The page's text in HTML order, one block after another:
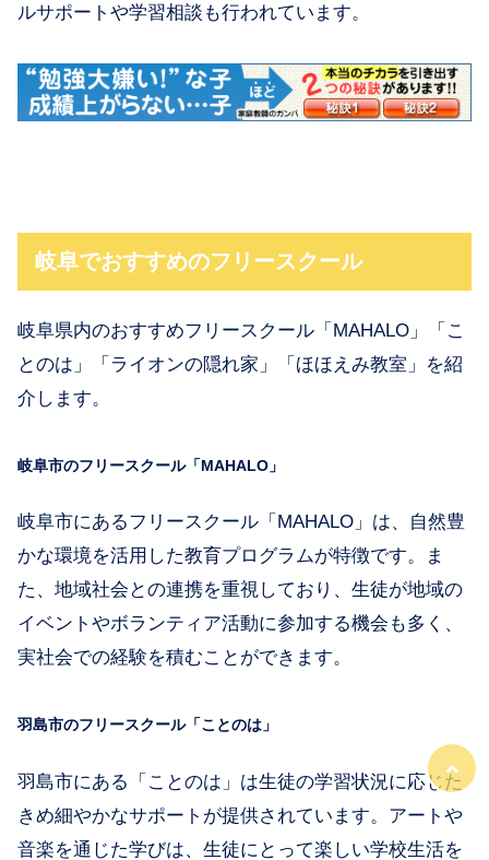
ルサポートや学習相談も行われています。
岐阜でおすすめのフリースクール
岐阜県内のおすすめフリースクール「MAHALO」「こ
とのは」「ライオンの隠れ家」「ほほえみ教室」を紹
介します。
岐阜市のフリースクール「MAHALO」
岐阜市にあるフリースクール「MAHALO」は、自然豊
かな環境を活用した教育プログラムが特徴です。ま
た、地域社会との連携を重視しており、生徒が地域の
イベントやボランティア活動に参加する機会も多く、
実社会での経験を積むことができます。
羽島市のフリースクール「ことのは」
羽島市にある「ことのは」は生徒の学習状況に応じた
きめ細やかなサポートが提供されています。アートや
音楽を通じた学びは、生徒にとって楽しい学校生活を